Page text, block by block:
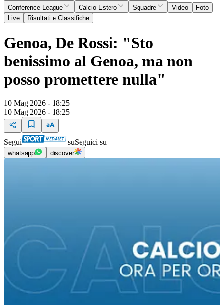
Conference League
Calcio Estero Squadre Video
Foto
Live
Risultati e Classifiche
Genoa, De Rossi: "Sto
benissimo al Genoa, ma non
posso promettere nulla"
10 Mag 2026 - 18:25
10 Mag 2026 - 18:25
Segui suSeguici su
whatsapp discover